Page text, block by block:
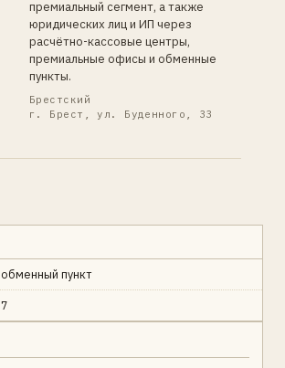
премиальный сегмент, а также
юридических лиц и ИП через
расчётно-кассовые центры,
премиальные офисы и обменные
пункты.
Брестский
г. Брест, ул. Буденного, 33
обменный пункт
7